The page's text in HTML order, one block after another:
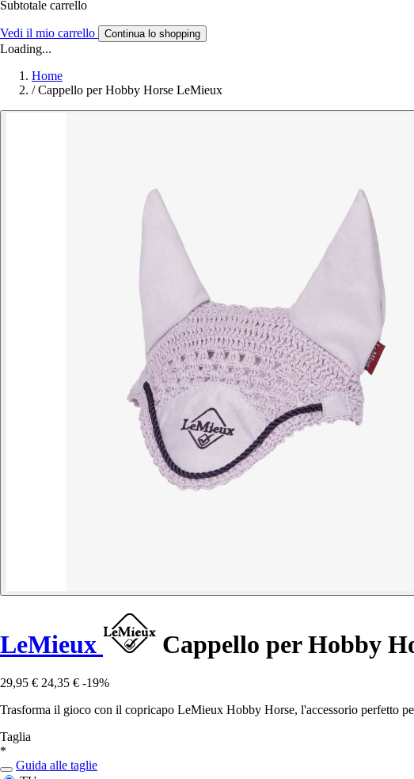
Subtotale carrello
Vedi il mio carrello Continua lo shopping
Loading...
Home
/ Cappello per Hobby Horse LeMieux
LeMieux Cappello per Hobby
29,95 € 24,35 € -19%
Trasforma il gioco con il copricapo LeMieux Hobby Horse, l'accessorio perfetto
Taglia
*
Guida alle taglie